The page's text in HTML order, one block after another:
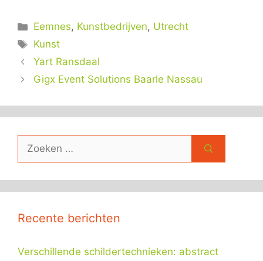
Categorieën
Eemnes, Kunstbedrijven, Utrecht
Tags
Kunst
Yart Ransdaal
Gigx Event Solutions Baarle Nassau
Zoek
Recente berichten
Verschillende schildertechnieken: abstract